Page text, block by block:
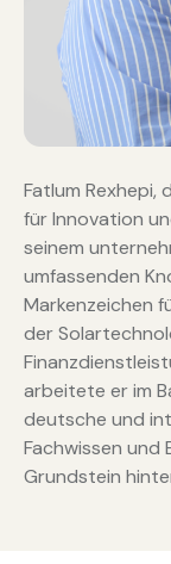
Fatlum Rexhepi,
für Innovation
seinem
umfassenden
Markenzeichen
der
arbeitete er im
deutsche und
Fachwissen und
Grundstein